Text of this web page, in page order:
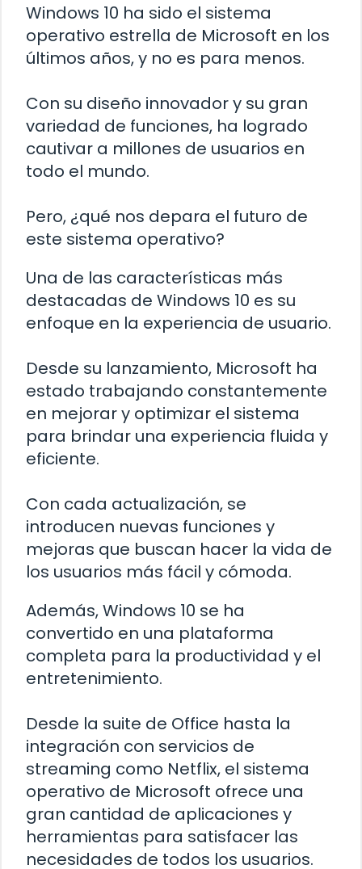
Windows 10 ha sido el sistema
operativo estrella de Microsoft en los
últimos años, y no es para menos.
Con su diseño innovador y su gran
variedad de funciones, ha logrado
cautivar a millones de usuarios en
todo el mundo.
Pero, ¿qué nos depara el futuro de
este sistema operativo?
Una de las características más
destacadas de Windows 10 es su
enfoque en la experiencia de usuario.
Desde su lanzamiento, Microsoft ha
estado trabajando constantemente
en mejorar y optimizar el sistema
para brindar una experiencia fluida y
eficiente.
Con cada actualización, se
introducen nuevas funciones y
mejoras que buscan hacer la vida de
los usuarios más fácil y cómoda.
Además, Windows 10 se ha
convertido en una plataforma
completa para la productividad y el
entretenimiento.
Desde la suite de Office hasta la
integración con servicios de
streaming como Netflix, el sistema
operativo de Microsoft ofrece una
gran cantidad de aplicaciones y
herramientas para satisfacer las
necesidades de todos los usuarios.